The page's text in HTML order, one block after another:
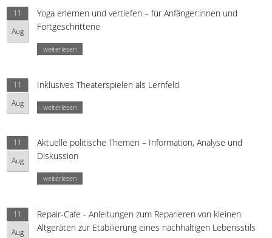
11
Aug
Yoga erlernen und vertiefen – für Anfänger:innen und
Fortgeschrittene
weiterlesen
11
Aug
Inklusives Theaterspielen als Lernfeld
weiterlesen
11
Aug
Aktuelle politische Themen – Information, Analyse und
Diskussion
weiterlesen
11
Aug
Repair-Cafe - Anleitungen zum Reparieren von kleinen
Altgeräten zur Etabilierung eines nachhaltigen Lebensstils